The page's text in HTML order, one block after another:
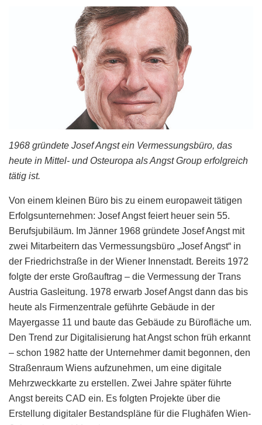
1968 gründete Josef Angst ein Vermessungsbüro, das
heute in Mittel- und Osteuropa als Angst Group erfolgreich
tätig ist.
Von einem kleinen Büro bis zu einem europaweit tätigen
Erfolgsunternehmen: Josef Angst feiert heuer sein 55.
Berufsjubiläum. Im Jänner 1968 gründete Josef Angst mit
zwei Mitarbeitern das Vermessungsbüro „Josef Angst“ in
der Friedrichstraße in der Wiener Innenstadt. Bereits 1972
folgte der erste Großauftrag – die Vermessung der Trans
Austria Gasleitung. 1978 erwarb Josef Angst dann das bis
heute als Firmenzentrale geführte Gebäude in der
Mayergasse 11 und baute das Gebäude zu Bürofläche um.
Den Trend zur Digitalisierung hat Angst schon früh erkannt
– schon 1982 hatte der Unternehmer damit begonnen, den
Straßenraum Wiens aufzunehmen, um eine digitale
Mehrzweckkarte zu erstellen. Zwei Jahre später führte
Angst bereits CAD ein. Es folgten Projekte über die
Erstellung digitaler Bestandspläne für die Flughäfen Wien-